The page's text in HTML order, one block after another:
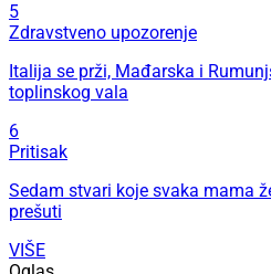
5
Zdravstveno upozorenje
Italija se prži, Mađarska i
toplinskog vala
6
Pritisak
Sedam stvari koje svaka mama
prešuti
VIŠE